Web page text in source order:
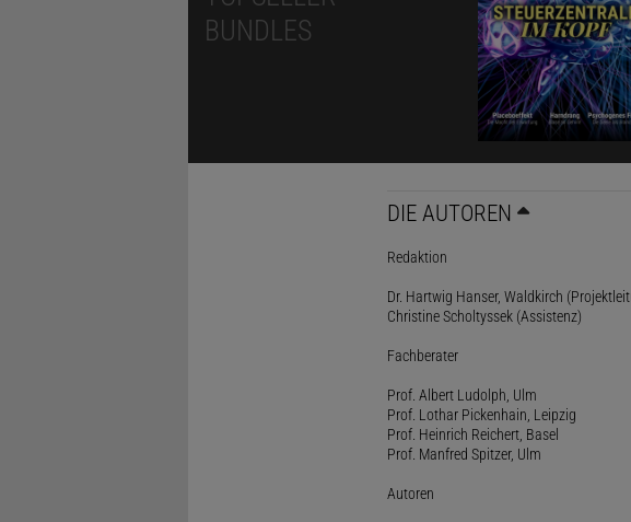
BUNDLES
DIE AUTOREN
Redaktion
Dr. Hartwig Hanser, Waldkirch
Christine Scholtyssek (Assistenz)
Fachberater
Prof. Albert Ludolph, Ulm
Prof. Lothar Pickenhain, Leipzig
Prof. Heinrich Reichert, Basel
Prof. Manfred Spitzer, Ulm
Autoren